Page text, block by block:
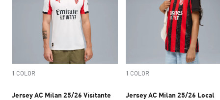
1 COLOR
Jersey AC Milan 25/26 Visitante
1 COLOR
Jersey AC Milan 25/26 Local